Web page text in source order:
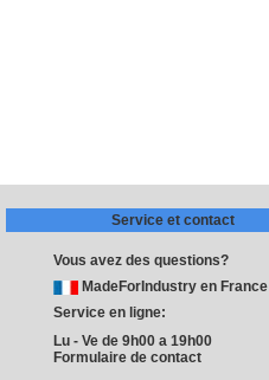
Service et contact
Vous avez des questions?
MadeForIndustry en France
Service en ligne:
Lu - Ve de 9h00 a 19h00
Formulaire de contact